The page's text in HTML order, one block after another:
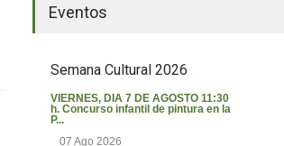
Eventos
Semana Cultural 2026
VIERNES, DIA 7 DE AGOSTO 11:30
h. Concurso infantil de pintura en la
P...
07 Ago 2026